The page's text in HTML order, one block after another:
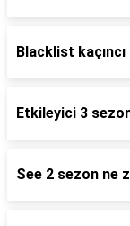
Blacklist
Etkileyici 3
See 2 sezon ne